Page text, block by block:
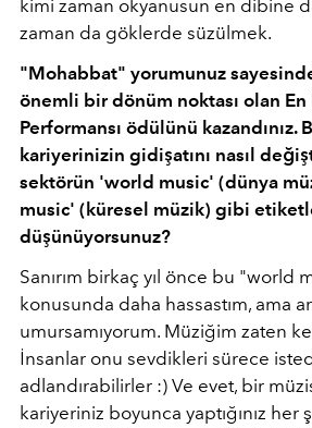
kimi zaman okyanusun en dibine
zaman da göklerde süzülmek.
"Mohabbat" yorumunuz
önemli bir dönüm noktası olan
Performansı ödülünü kazandınız.
kariyerinizin gidişatını nasıl
sektörün 'world music' (dünya
music' (küresel müzik) gibi
düşünüyorsunuz?
Sanırım birkaç yıl önce bu "world
konusunda daha hassastım, ama
umursamıyorum. Müziğim zaten
İnsanlar onu sevdikleri sürece
adlandırabilirler :) Ve evet, bir
kariyeriniz boyunca yaptığınız her